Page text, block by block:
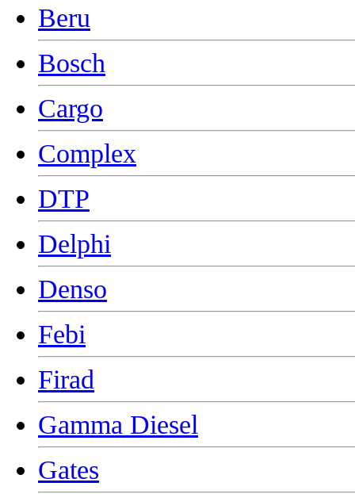
Beru
Bosch
Cargo
Complex
DTP
Delphi
Denso
Febi
Firad
Gamma Diesel
Gates